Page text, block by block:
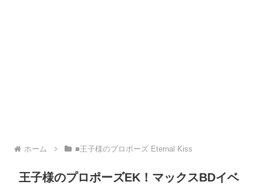
ホーム ■王子様のプロポーズ Eternal Kiss
王子様のプロポーズEK！マックスBDイベ